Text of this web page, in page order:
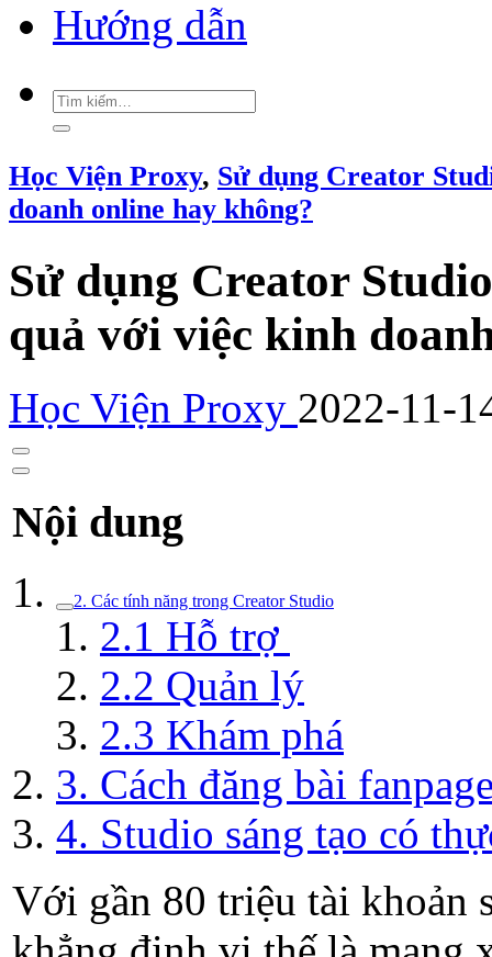
Hướng dẫn
Học Viện Proxy, Sử dụng Creator
doanh online hay không?
Sử dụng Creator
quả với việc kinh
Học Viện Proxy 2022-11-
Nội dung
2. Các tính năng trong Creator Studio
2.1 Hỗ trợ
2.2 Quản lý
2.3 Khám phá
3. Cách đăng bài
4. Studio sáng tạo có
Với gần 80 triệu tài khoản